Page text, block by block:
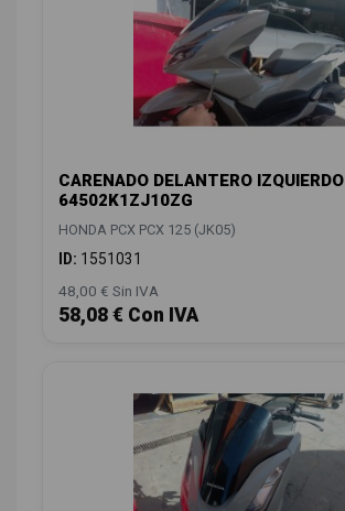
CARENADO DELANTERO IZQUIERDO
64502K1ZJ10ZG
HONDA PCX PCX 125 (JK05)
ID: 1551031
48,00 € Sin IVA
58,08 € Con IVA